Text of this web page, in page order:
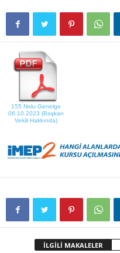
155 Nolu Genelge
06.10.2023 (Başkan
Vekili Hakkında)
İLGİLİ MAKALELER